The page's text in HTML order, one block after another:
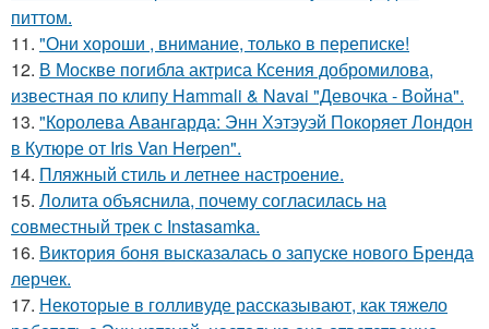
питтом.
11. "Они хороши , внимание, только в переписке!
12. В Москве погибла актриса Ксения добромилова,
известная по клипу Hammali & Navai "Девочка - Война".
13. "Королева Авангарда: Энн Хэтэуэй Покоряет Лондон
в Кутюре от Iris Van Herpen".
14. Пляжный стиль и летнее настроение.
15. Лолита объяснила, почему согласилась на
совместный трек с Instasamka.
16. Виктория боня высказалась о запуске нового Бренда
лерчек.
17. Некоторые в голливуде рассказывают, как тяжело